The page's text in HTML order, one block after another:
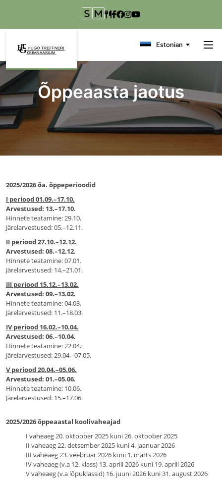
Estonian
Õppeaasta jaotus
2025/2026 õa. õppeperioodid
I periood 01.09.–17.10.
Arvestused: 13.–17.10.
Hinnete teatamine: 29.10.
Järelarvestused: 05.–12.11.
II periood 27.10.–12.12.
Arvestused: 08.–12.12.
Hinnete teatamine: 07.01.
Järelarvestused: 14.–21.01.
III periood 15.12.–13.02.
Arvestused: 09.–13.02.
Hinnete teatamine: 04.03.
Järelarvestused: 11.–18.03.
IV periood 16.02.–10.04.
Arvestused: 06.–10.04.
Hinnete teatamine: 22.04.
Järelarvestused: 29.04.–07.05.
V periood 20.04.–05.06.
Arvestused: 01.–05.06.
Hinnete teatamine: 10.06.
Järelarvestused: 15.–17.06.
2025/2026 õppeaastal koolivaheajad
I vaheaeg 20. oktoober 2025 kuni 26. oktoober 2025
II vaheaeg 22. detsember 2025 kuni 4. jaanuar 2026
III vaheaeg 23. veebruar 2026 kuni 1. märts 2026
IV vaheaeg (v.a 12. klass) 13. aprill 2026 kuni 19. aprill 2026
V vaheaeg (v.a lõpuklassid) 16. juuni 2026 kuni 31. august 2026